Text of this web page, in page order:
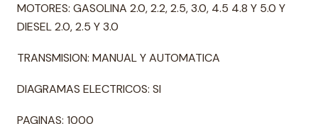
MOTORES: GASOLINA 2.0, 2.2, 2.5, 3.0, 4.5 4.8 Y 5.0 Y
DIESEL 2.0, 2.5 Y 3.0
TRANSMISION: MANUAL Y AUTOMATICA
DIAGRAMAS ELECTRICOS: SI
PAGINAS: 1000